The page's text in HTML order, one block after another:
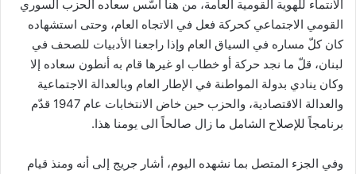
الانتماء للهوية القومية العامة، من هنا أسّس سعاده الحزب السوري
القومي الاجتماعي كحركة فعل في الاتجاه العام، وحتى استشهاده
كان كلّ مساره في السياق العام وإذا راجعنا الأدبيات للصحف في
لبنان، قلّ ما نجد حركة أو خطاب او غيرها قام به أنطون سعاده إلا
وكان ينادي بدولة المواطنة في الإطار العام وبالعدالة الاجتماعية
والعدالة الاقتصادية، والحزب حين خاض الانتخابات عام 1947 قدّم
برنامجاً للإصلاح الشامل ما زال صالحاً الى يومنا هذا.
وفي الجزء المتصل بما نشهده اليوم، أشار جريج إلى أنه ومنذ قيام